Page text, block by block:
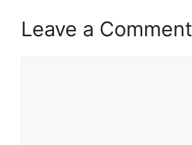
Leave a Comment